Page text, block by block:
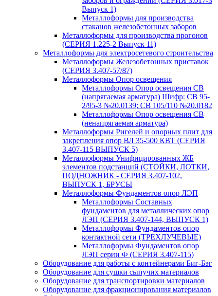
Выпуск 1)
Металлоформы для производства
стаканов железобетонных заборов
Металлоформы для производства прогонов
(СЕРИЯ 1.225-2 Выпуск 11)
Металлоформы для электросетевого строительства
Металлоформы Железобетонных приставок
(СЕРИЯ 3.407-57/87)
Металлоформы Опор освещения
Металлоформы Опор освещения СВ
(напрягаемая арматура) Шифр: СВ 95-
2/95-3 №20.0139; СВ 105/110 №20.0182
Металлоформы Опор освещения СВ
(ненапрягаемая арматура)
Металлоформы Ригелей и опорных плит для
закрепления опор ВЛ 35-500 КВТ (СЕРИЯ
3.407-115 ВЫПУСК 5)
Металлоформы Унифицированных ЖБ
элементов подстанций (СТОЙКИ, ЛОТКИ,
ПОДНОЖНИК - СЕРИЯ 3.407-102,
ВЫПУСК 1, БРУСЫ
Металлоформы Фундаментов опор ЛЭП
Металлоформы Составных
фундаментов для металлических опор
ЛЭП (СЕРИЯ 3.407-144, ВЫПУСК 1)
Металлоформы Фундаментов опор
контактной сети (ТРЕХЛУЧЕВЫЕ)
Металлоформы Фундаментов опор
ЛЭП серии Ф (СЕРИЯ 3.407-115)
Оборудование для работы с контейнерами Биг-Бэг
Оборудование для сушки сыпучих материалов
Оборудование для транспортировки материалов
Оборудование для фракционирования материалов